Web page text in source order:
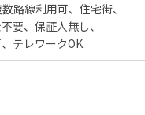
路線利用可
住宅街
要
保証人無し
テレワークOK